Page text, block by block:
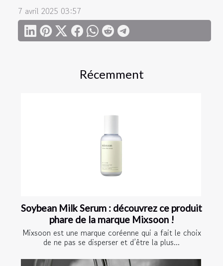
Récemment
Soybean Milk Serum : découvrez ce produit
phare de la marque Mixsoon !
Mixsoon est une marque coréenne qui a fait le choix
de ne pas se disperser et d’être la plus...
7 avril 2025 03:57